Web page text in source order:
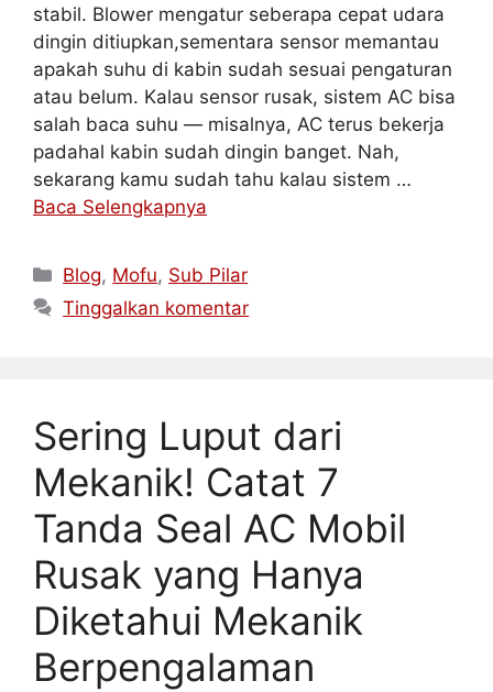
stabil. Blower mengatur seberapa cepat udara
dingin ditiupkan,sementara sensor memantau
apakah suhu di kabin sudah sesuai pengaturan
atau belum. Kalau sensor rusak, sistem AC bisa
salah baca suhu — misalnya, AC terus bekerja
padahal kabin sudah dingin banget. Nah,
sekarang kamu sudah tahu kalau sistem …
Baca Selengkapnya
Blog, Mofu, Sub Pilar
Tinggalkan komentar
Sering Luput dari
Mekanik! Catat 7
Tanda Seal AC Mobil
Rusak yang Hanya
Diketahui Mekanik
Berpengalaman